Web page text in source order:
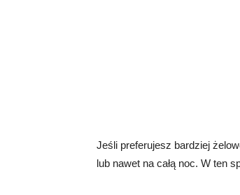
Jeśli preferujesz bardziej
lub nawet na całą noc. W ten